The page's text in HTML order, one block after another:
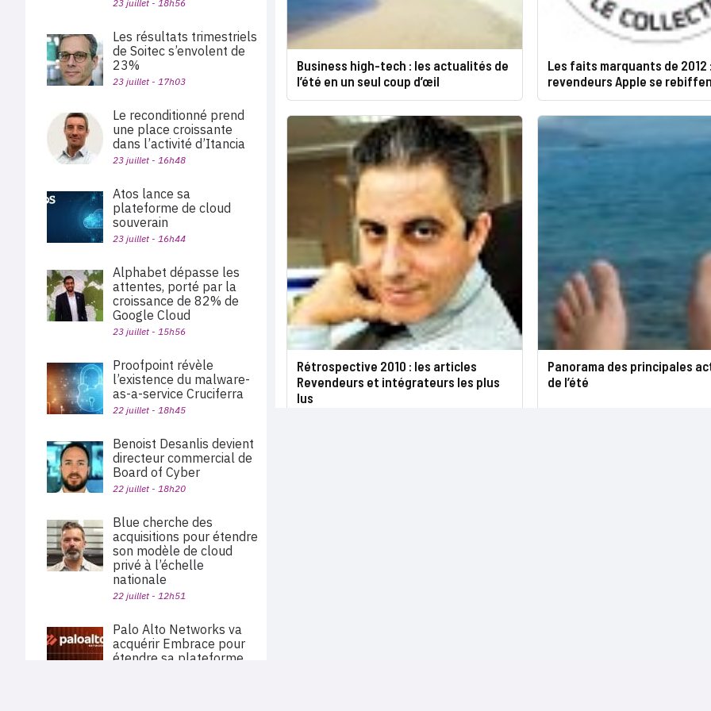
Business high-tech : les actualités de
l’été en un seul coup d’œil
Les faits marquants de 2012
revendeurs Apple se
Rétrospective 2010 : les articles
Revendeurs et intégrateurs les plus
lus
Panorama des principales
de l’été
23 juillet - 18h56
Les résultats trimestriels
de Soitec s’envolent de
23%
23 juillet - 17h03
Le reconditionné prend
une place croissante
dans l’activité d’Itancia
23 juillet - 16h48
Atos lance sa
plateforme de cloud
souverain
23 juillet - 16h44
Alphabet dépasse les
attentes, porté par la
croissance de 82% de
Google Cloud
23 juillet - 15h56
Proofpoint révèle
l’existence du malware-
as-a-service Cruciferra
22 juillet - 18h45
Benoist Desanlis devient
directeur commercial de
Board of Cyber
22 juillet - 18h20
Blue cherche des
acquisitions pour étendre
son modèle de cloud
privé à l’échelle
nationale
22 juillet - 12h51
Palo Alto Networks va
acquérir Embrace pour
étendre sa plateforme